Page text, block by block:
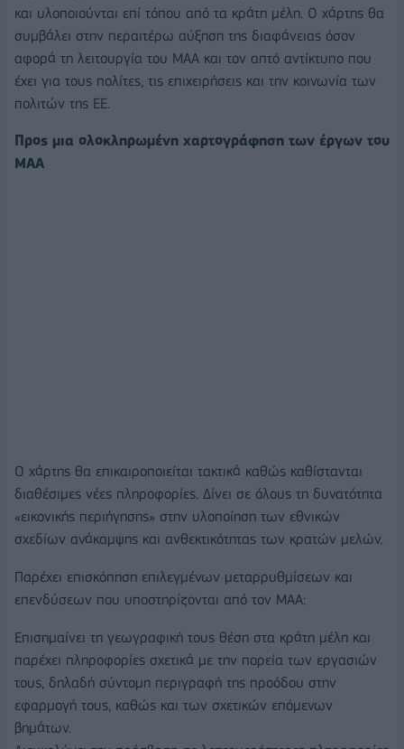
και υλοποιούνται επί τόπου από τα κράτη μέλη. Ο χάρτης θα
συμβάλει στην περαιτέρω αύξηση της διαφάνειας όσον
αφορά τη λειτουργία του ΜΑΑ και τον απτό αντίκτυπο που
έχει για τους πολίτες, τις επιχειρήσεις και την κοινωνία των
πολιτών της ΕΕ.
Προς μια ολοκληρωμένη χαρτογράφηση των έργων του
ΜΑΑ
Ο χάρτης θα επικαιροποιείται τακτικά καθώς καθίστανται
διαθέσιμες νέες πληροφορίες. Δίνει σε όλους τη δυνατότητα
«εικονικής περιήγησης» στην υλοποίηση των εθνικών
σχεδίων ανάκαμψης και ανθεκτικότητας των κρατών μελών.
Παρέχει επισκόπηση επιλεγμένων μεταρρυθμίσεων και
επενδύσεων που υποστηρίζονται από τον ΜΑΑ:
Επισημαίνει τη γεωγραφική τους θέση στα κράτη μέλη και
παρέχει πληροφορίες σχετικά με την πορεία των εργασιών
τους, δηλαδή σύντομη περιγραφή της προόδου στην
εφαρμογή τους, καθώς και των σχετικών επόμενων
βημάτων.